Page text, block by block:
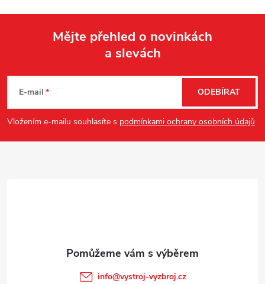
p
a
Mějte přehled o novinkách
a slevách
E-mail
Vložením e-mailu souhlasíte s podmínkami ochrany osobních údajů
ODEBÍRAT
info@vystroj-vyzbroj.cz